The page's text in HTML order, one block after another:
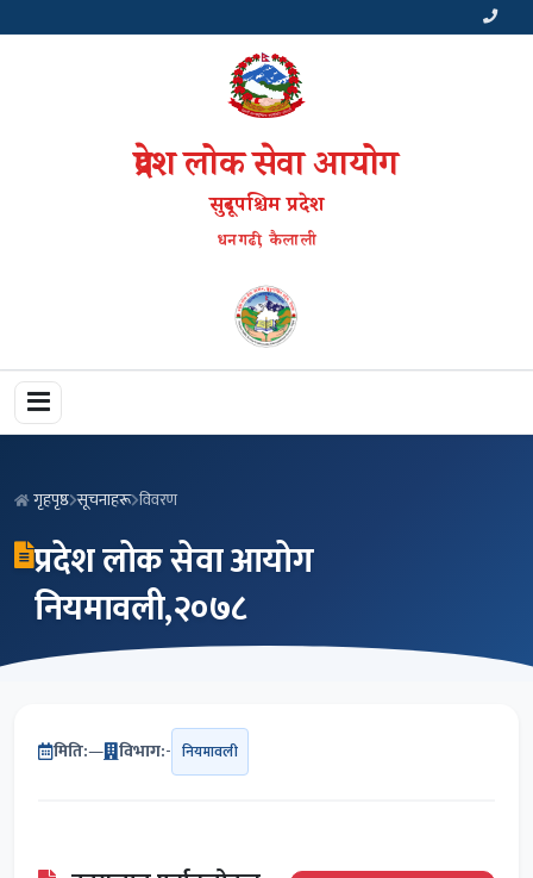
प्रदेश लोक सेवा आयोग
सुदूरपश्चिम प्रदेश
धनगढी, कैलाली
गृहपृष्ठ सूचनाहरू विवरण
प्रदेश लोक सेवा आयोग
नियमावली,२०७८
मिति:— विभाग:- नियमावली